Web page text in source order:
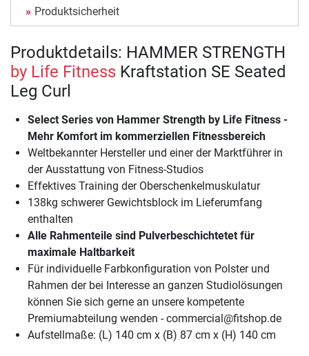
Produktsicherheit
Produktdetails: HAMMER STRENGTH
by Life Fitness Kraftstation SE Seated
Leg Curl
Select Series von Hammer Strength by Life Fitness -
Mehr Komfort im kommerziellen Fitnessbereich
Weltbekannter Hersteller und einer der Marktführer in
der Ausstattung von Fitness-Studios
Effektives Training der Oberschenkelmuskulatur
138kg schwerer Gewichtsblock im Lieferumfang
enthalten
Alle Rahmenteile sind Pulverbeschichtetet für
maximale Haltbarkeit
Für individuelle Farbkonfiguration von Polster und
Rahmen der bei Interesse an ganzen Studiolösungen
können Sie sich gerne an unsere kompetente
Premiumabteilung wenden - commercial@fitshop.de
Aufstellmaße: (L) 140 cm x (B) 87 cm x (H) 140 cm